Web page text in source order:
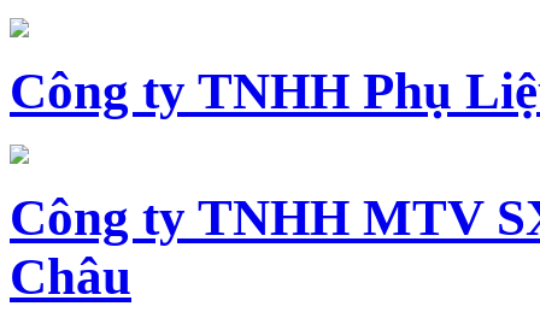
Công ty TNHH Phụ
Công ty TNHH MTV
Châu